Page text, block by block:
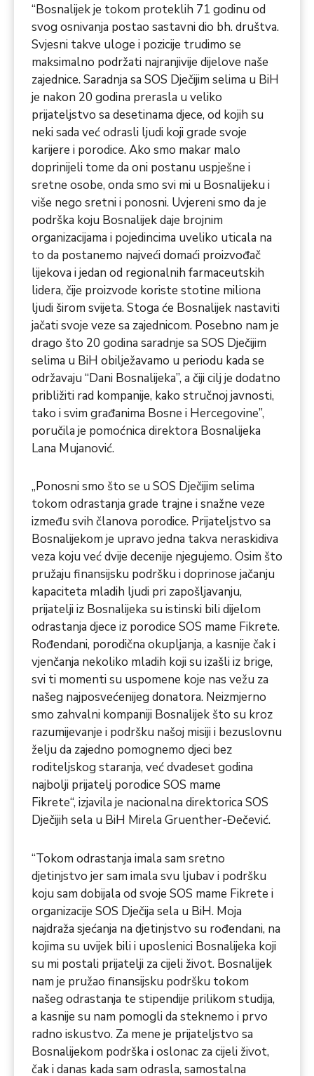
“Bosnalijek je tokom proteklih 71 godinu od
svog osnivanja postao sastavni dio bh. društva.
Svjesni takve uloge i pozicije trudimo se
maksimalno podržati najranjivije dijelove naše
zajednice. Saradnja sa SOS Dječijim selima u BiH
je nakon 20 godina prerasla u veliko
prijateljstvo sa desetinama djece, od kojih su
neki sada već odrasli ljudi koji grade svoje
karijere i porodice. Ako smo makar malo
doprinijeli tome da oni postanu uspješne i
sretne osobe, onda smo svi mi u Bosnalijeku i
više nego sretni i ponosni. Uvjereni smo da je
podrška koju Bosnalijek daje brojnim
organizacijama i pojedincima uveliko uticala na
to da postanemo najveći domaći proizvođač
lijekova i jedan od regionalnih farmaceutskih
lidera, čije proizvode koriste stotine miliona
ljudi širom svijeta. Stoga će Bosnalijek nastaviti
jačati svoje veze sa zajednicom. Posebno nam je
drago što 20 godina saradnje sa SOS Dječijim
selima u BiH obilježavamo u periodu kada se
održavaju “Dani Bosnalijeka”, a čiji cilj je dodatno
približiti rad kompanije, kako stručnoj javnosti,
tako i svim građanima Bosne i Hercegovine”,
poručila je pomoćnica direktora Bosnalijeka
Lana Mujanović.
„Ponosni smo što se u SOS Dječijim selima
tokom odrastanja grade trajne i snažne veze
između svih članova porodice. Prijateljstvo sa
Bosnalijekom je upravo jedna takva neraskidiva
veza koju već dvije decenije njegujemo. Osim što
pružaju finansijsku podršku i doprinose jačanju
kapaciteta mladih ljudi pri zapošljavanju,
prijatelji iz Bosnalijeka su istinski bili dijelom
odrastanja djece iz porodice SOS mame Fikrete.
Rođendani, porodična okupljanja, a kasnije čak i
vjenčanja nekoliko mladih koji su izašli iz brige,
svi ti momenti su uspomene koje nas vežu za
našeg najposvećenijeg donatora. Neizmjerno
smo zahvalni kompaniji Bosnalijek što su kroz
razumijevanje i podršku našoj misiji i bezuslovnu
želju da zajedno pomognemo djeci bez
roditeljskog staranja, već dvadeset godina
najbolji prijatelj porodice SOS mame
Fikrete“, izjavila je nacionalna direktorica SOS
Dječijih sela u BiH Mirela Gruenther-Đečević.
“Tokom odrastanja imala sam sretno
djetinjstvo jer sam imala svu ljubav i podršku
koju sam dobijala od svoje SOS mame Fikrete i
organizacije SOS Dječija sela u BiH. Moja
najdraža sjećanja na djetinjstvo su rođendani, na
kojima su uvijek bili i uposlenici Bosnalijeka koji
su mi postali prijatelji za cijeli život. Bosnalijek
nam je pružao finansijsku podršku tokom
našeg odrastanja te stipendije prilikom studija,
a kasnije su nam pomogli da steknemo i prvo
radno iskustvo. Za mene je prijateljstvo sa
Bosnalijekom podrška i oslonac za cijeli život,
čak i danas kada sam odrasla, samostalna